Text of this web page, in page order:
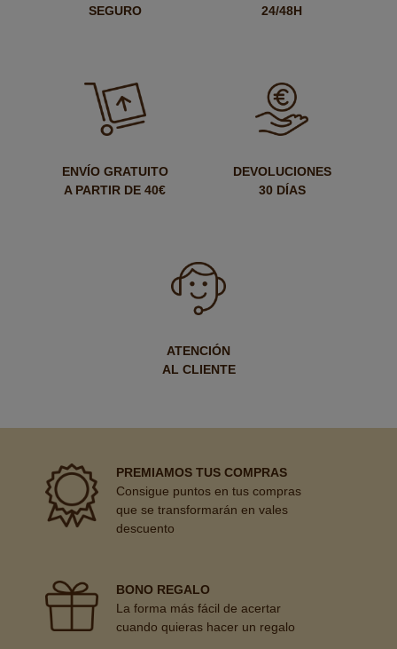
SEGURO
24/48H
ENVÍO GRATUITO
A PARTIR DE 40€
DEVOLUCIONES
30 DÍAS
ATENCIÓN
AL CLIENTE
PREMIAMOS TUS COMPRAS
Consigue puntos en tus compras
que se transformarán en vales
descuento
BONO REGALO
La forma más fácil de acertar
cuando quieras hacer un regalo